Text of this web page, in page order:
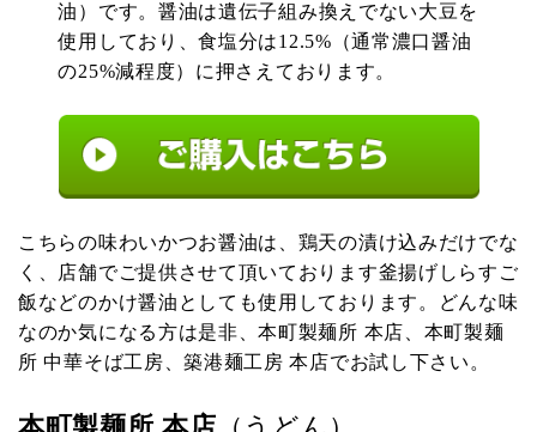
油）です。醤油は遺伝子組み換えでない大豆を
使用しており、食塩分は12.5%（通常濃口醤油
の25%減程度）に押さえております。
こちらの味わいかつお醤油は、鶏天の漬け込みだけでな
く、店舗でご提供させて頂いております釜揚げしらすご
飯などのかけ醤油としても使用しております。どんな味
なのか気になる方は是非、本町製麺所 本店、本町製麺
所 中華そば工房、築港麺工房 本店でお試し下さい。